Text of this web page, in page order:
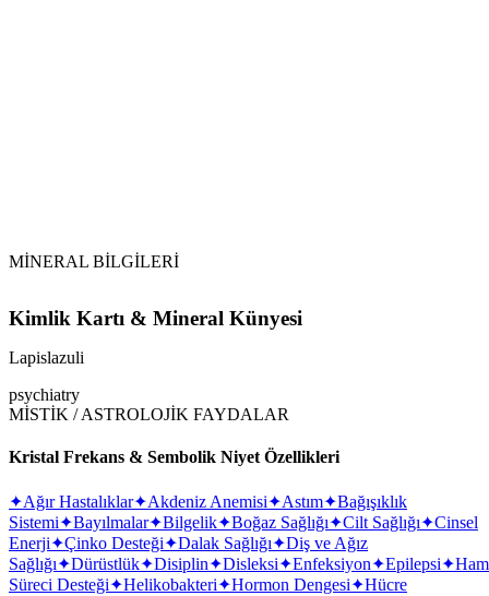
MİNERAL BİLGİLERİ
Kimlik Kartı & Mineral Künyesi
Lapislazuli
psychiatry
MİSTİK / ASTROLOJİK FAYDALAR
Kristal Frekans & Sembolik Niyet Özellikleri
✦Ağır Hastalıklar✦Akdeniz Anemisi✦Astım✦Bağışıklık
Sistemi✦Bayılmalar✦Bilgelik✦Boğaz Sağlığı✦Cilt Sağlığı✦Cinsel
Enerji✦Çinko Desteği✦Dalak Sağlığı✦Diş ve Ağız
Sağlığı✦Dürüstlük✦Disiplin✦Disleksi✦Enfeksiyon✦Epilepsi✦
Süreci Desteği✦Helikobakteri✦Hormon Dengesi✦Hücre